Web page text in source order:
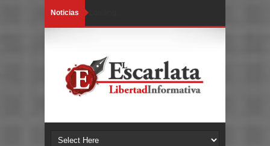
Noticias